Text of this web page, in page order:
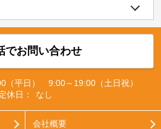
でお問い合わせ
（平日） 9:00～19:00（土日祝）
休日：
なし
会社概要